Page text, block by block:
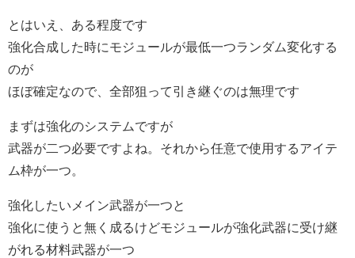
とはいえ、ある程度です
強化合成した時にモジュールが最低一つランダム変化する
のが
ほぼ確定なので、全部狙って引き継ぐのは無理です
まずは強化のシステムですが
武器が二つ必要ですよね。それから任意で使用するアイテ
ム枠が一つ。
強化したいメイン武器が一つと
強化に使うと無く成るけどモジュールが強化武器に受け継
がれる材料武器が一つ